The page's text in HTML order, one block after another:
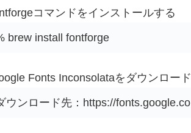
コマンドをインストールする
brew install fontforge
Fonts Inconsolataをダウンロー
ウンロード先：https://